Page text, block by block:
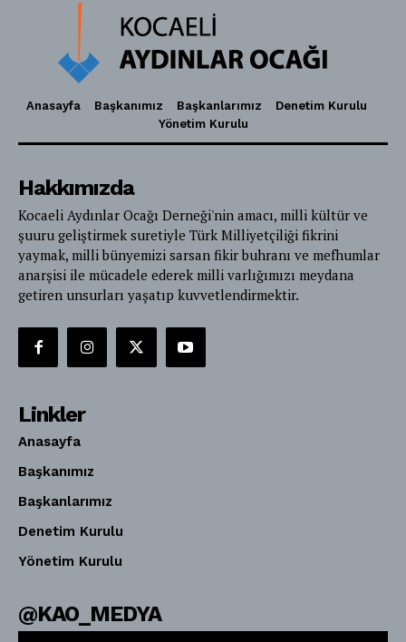
Anasayfa Başkanımız Başkanlarımız
Denetim Kurulu
Yönetim Kurulu
Hakkımızda
Kocaeli Aydınlar Ocağı Derneği'nin amacı, milli kültür ve
şuuru geliştirmek suretiyle Türk Milliyetçiliği fikrini
yaymak, milli bünyemizi sarsan fikir buhranı ve mefhumlar
anarşisi ile mücadele ederek milli varlığımızı meydana
getiren unsurları yaşatıp kuvvetlendirmektir.
Linkler
Anasayfa
Başkanımız
Başkanlarımız
Denetim Kurulu
Yönetim Kurulu
@KAO_MEDYA